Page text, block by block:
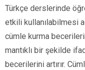
Türkçe derslerinde
etkili kullanılabilmesi
cümle kurma
mantıklı bir şekilde
becerilerini artırır.